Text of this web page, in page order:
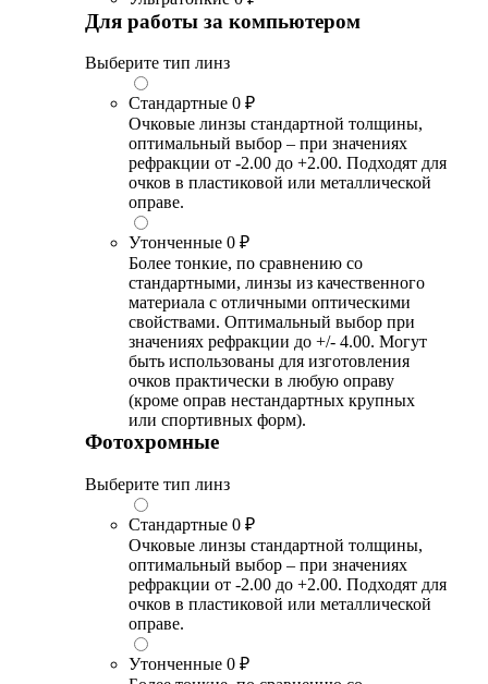
Для работы за компьютером
Выберите тип линз
Стандартные 0 ₽
Очковые линзы стандартной толщины,
оптимальный выбор – при значениях
рефракции от -2.00 до +2.00. Подходят для
очков в пластиковой или металлической
оправе.
Утонченные 0 ₽
Более тонкие, по сравнению со
стандартными, линзы из качественного
материала с отличными оптическими
свойствами. Оптимальный выбор при
значениях рефракции до +/- 4.00. Могут
быть использованы для изготовления
очков практически в любую оправу
(кроме оправ нестандартных крупных
или спортивных форм).
Фотохромные
Выберите тип линз
Стандартные 0 ₽
Очковые линзы стандартной толщины,
оптимальный выбор – при значениях
рефракции от -2.00 до +2.00. Подходят для
очков в пластиковой или металлической
оправе.
Утонченные 0 ₽